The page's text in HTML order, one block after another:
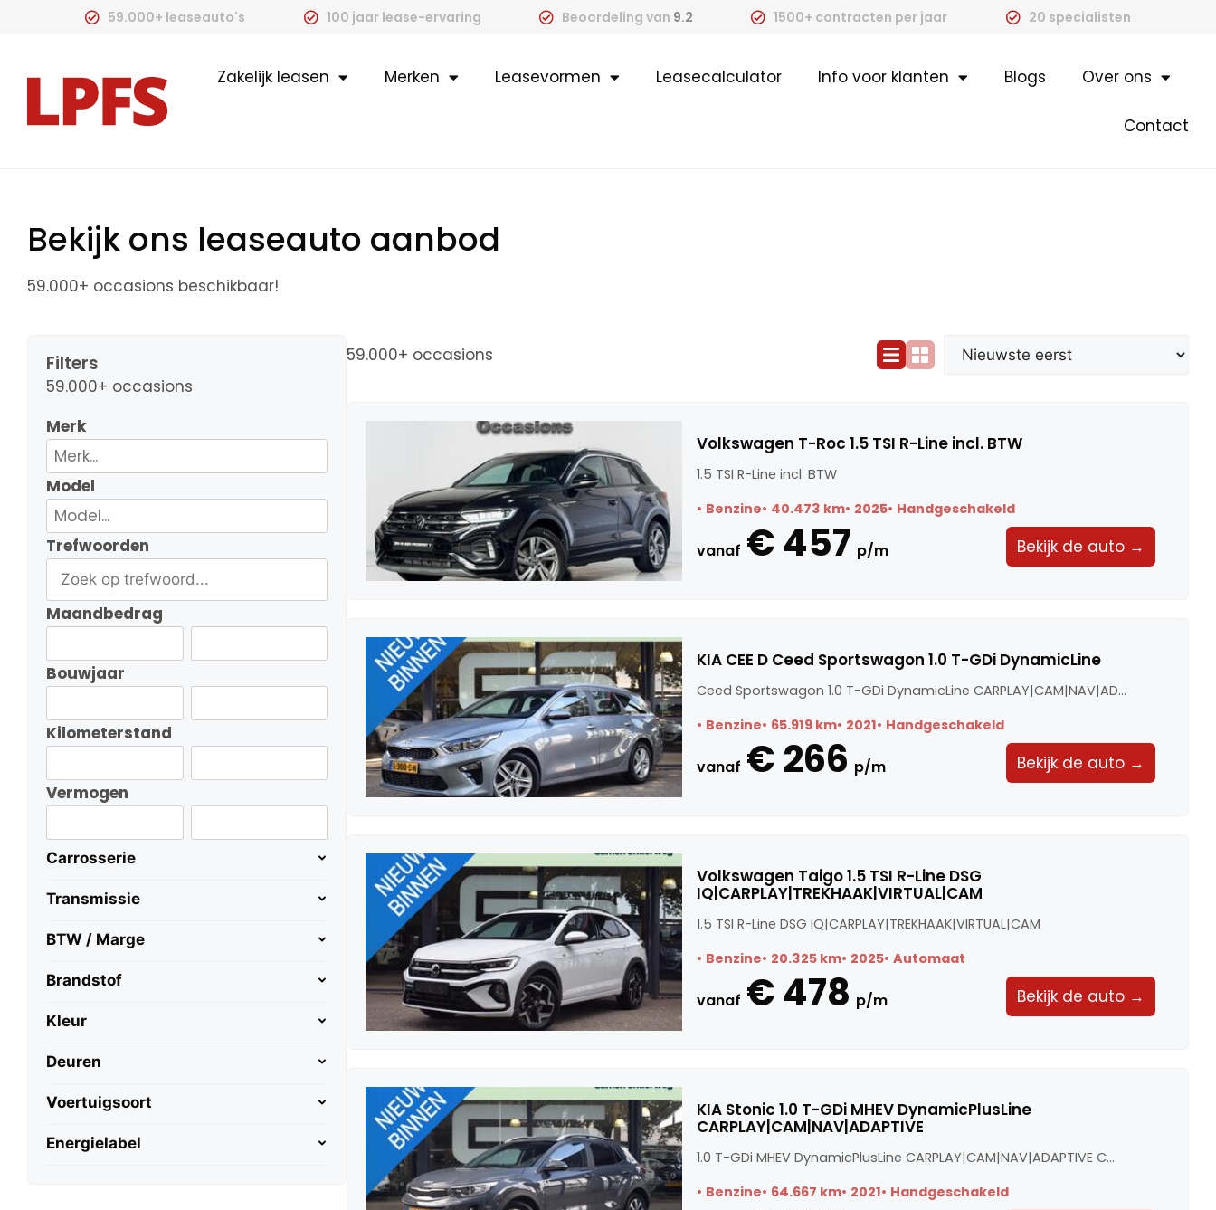
59.000+ leaseauto's 100 jaar lease-ervaring Beoordeling van 9.2 1500+ contracten per jaar 20 specialisten
Zakelijk leasen Merken Leasevormen Leasecalculator Info voor klanten Blogs Over ons
Contact
Bekijk ons leaseauto aanbod
59.000+ occasions beschikbaar!
Filters
59.000+ occasions
Merk
Model
Trefwoorden
Maandbedrag
Bouwjaar
Kilometerstand
Vermogen
Carrosserie
Transmissie
BTW / Marge
Brandstof
Kleur
Deuren
Voertuigsoort
Energielabel
59.000+ occasions
Volkswagen T-Roc 1.5 TSI R-Line incl. BTW
1.5 TSI R-Line incl. BTW
Benzine 40.473 km 2025 Handgeschakeld
vanaf € 457 p/m Bekijk de auto →
KIA CEE D Ceed Sportswagon 1.0 T-GDi DynamicLine
Ceed Sportswagon 1.0 T-GDi DynamicLine CARPLAY|CAM|NAV|AD...
Benzine 65.919 km 2021 Handgeschakeld
vanaf € 266 p/m Bekijk de auto →
Volkswagen Taigo 1.5 TSI R-Line DSG
IQ|CARPLAY|TREKHAAK|VIRTUAL|CAM
1.5 TSI R-Line DSG IQ|CARPLAY|TREKHAAK|VIRTUAL|CAM
Benzine 20.325 km 2025 Automaat
vanaf € 478 p/m Bekijk de auto →
KIA Stonic 1.0 T-GDi MHEV DynamicPlusLine
CARPLAY|CAM|NAV|ADAPTIVE
1.0 T-GDi MHEV DynamicPlusLine CARPLAY|CAM|NAV|ADAPTIVE C...
Benzine 64.667 km 2021 Handgeschakeld